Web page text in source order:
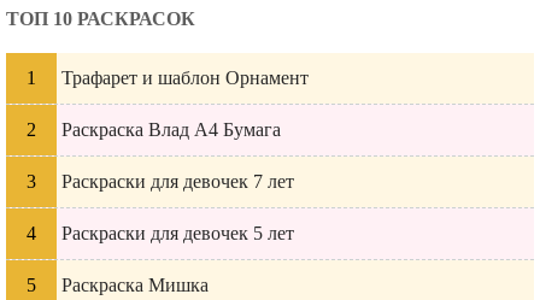
ТОП 10 РАСКРАСОК
Трафарет и шаблон Орнамент
Раскраска Влад А4 Бумага
Раскраски для девочек 7 лет
Раскраски для девочек 5 лет
Раскраска Мишка